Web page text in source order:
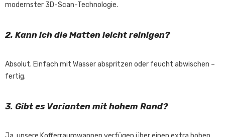
modernster 3D-Scan-Technologie.
2. Kann ich die Matten leicht reinigen?
Absolut. Einfach mit Wasser abspritzen oder feucht abwischen –
fertig.
3. Gibt es Varianten mit hohem Rand?